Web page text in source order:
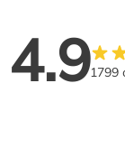
4.91799